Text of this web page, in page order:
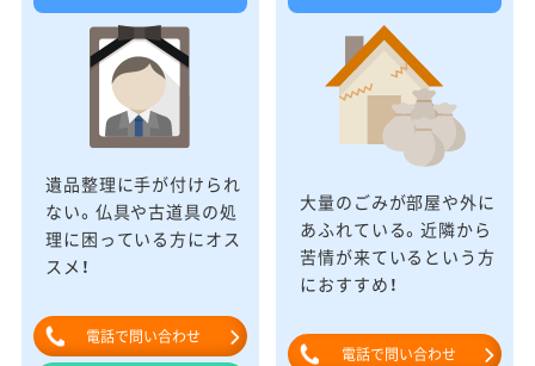
遺品整理に手が付けられ
ない。仏具や古道具の処
理に困っている方にオス
スメ！
電話で問い合わせ
大量のごみが部屋や外に
あふれている。近隣から
苦情が来ているという方
におすすめ！
電話で問い合わせ